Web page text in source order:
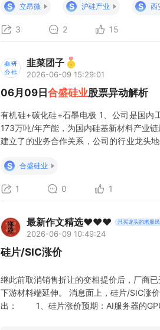
苏！不值得思考一下未来吗？ 一、事件驱
乘数紧缺 vs
S 立昂微 S 沪硅产业 S 西
3 2 15
韭菜团子
2026-06-09 15:29:01
06月09日 合盛硅业股票异动解析
有机硅+碳化硅+石墨电极 1、公司是国内
173万吨/年产能，为国内硅基新材料产业
建立了的业务合作关系，公司的行业龙头
隆盛碳素都有碳素石墨电极
S 合盛硅业
1 0 1
最新作文精选❤️❤️❤️ 只买龙头的老股民
2026-06-09 10:49:24
硅片/SIC涨价
继此前取消销售折让的变相提价后，厂商
下游材料端延伸。 消息面上，硅片/SIC涨
出： 1、硅片涨价预期：AI服务器的